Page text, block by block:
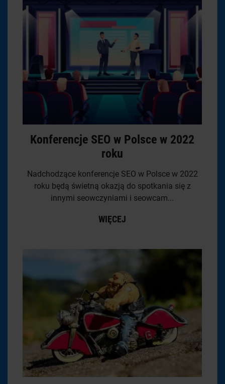
Konferencje SEO w Polsce w 2022
roku
Nadchodzące konferencje SEO w Polsce w 2022
roku będą świetną okazją do spotkania się z
innymi seowczyniami i seowcam...
WIĘCEJ